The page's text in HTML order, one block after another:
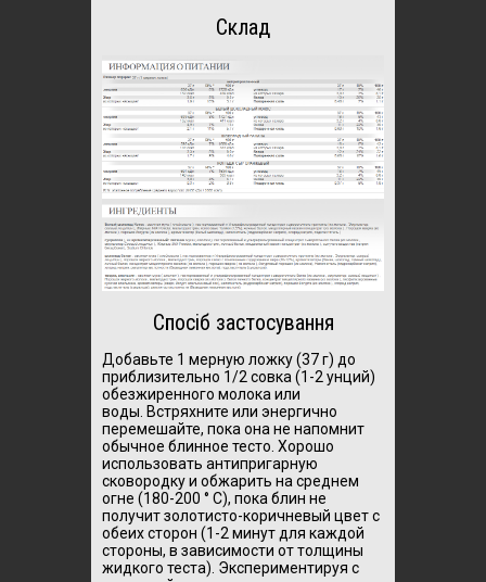
Склад
Спосіб застосування
Добавьте 1 мерную ложку (37 г) до
приблизительно 1/2 совка (1-2 унций)
обезжиренного молока или
воды. Встряхните или энергично
перемешайте, пока она не напомнит
обычное блинное тесто. Хорошо
использовать антипригарную
сковородку и обжарить на среднем
огне (180-200 ° С), пока блин не
получит золотисто-коричневый цвет с
обеих сторон (1-2 минут для каждой
стороны, в зависимости от толщины
жидкого теста). Экспериментируя с